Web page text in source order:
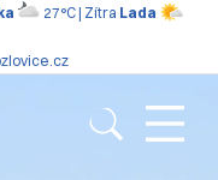
27°C | Zítra Lada